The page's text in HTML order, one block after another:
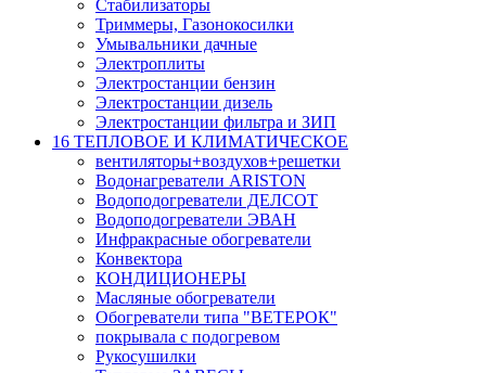
Стабилизаторы
Триммеры, Газонокосилки
Умывальники дачные
Электроплиты
Электростанции бензин
Электростанции дизель
Электростанции фильтра и ЗИП
16 ТЕПЛОВОЕ И КЛИМАТИЧЕСКОЕ
вентиляторы+воздухов+решетки
Водонагреватели ARISTON
Водоподогреватели ДЕЛСОТ
Водоподогреватели ЭВАН
Инфракрасные обогреватели
Конвектора
КОНДИЦИОНЕРЫ
Масляные обогреватели
Обогреватели типа "ВЕТЕРОК"
покрывала с подогревом
Рукосушилки